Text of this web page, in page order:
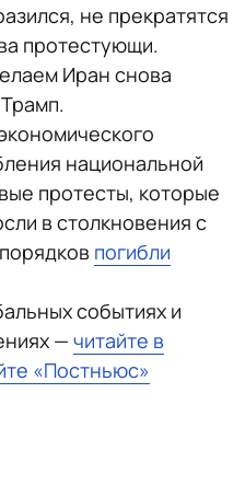
не прекратятся
протестующи.
Иран снова
национальной
протесты, которые
в столкновения с
погибли
событиях и
— читайте в
«Постньюс»